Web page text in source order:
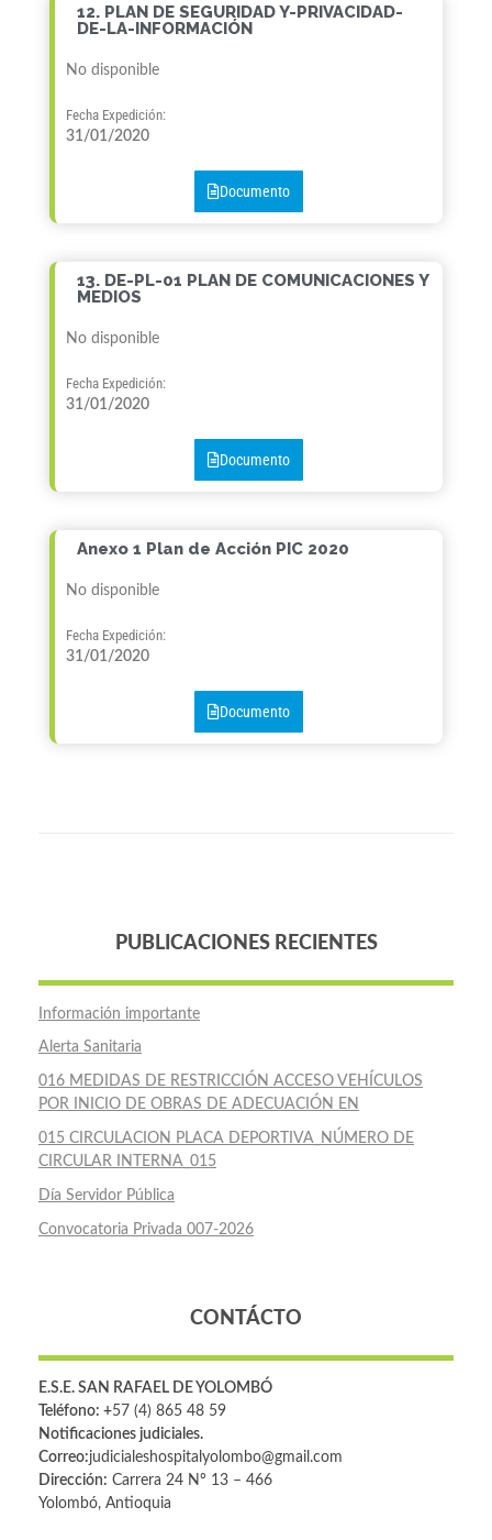
12. PLAN DE SEGURIDAD Y-PRIVACIDAD-
DE-LA-INFORMACIÓN
No disponible
Fecha Expedición:
31/01/2020
Documento
13. DE-PL-01 PLAN DE COMUNICACIONES Y
MEDIOS
No disponible
Fecha Expedición:
31/01/2020
Documento
Anexo 1 Plan de Acción PIC 2020
No disponible
Fecha Expedición:
31/01/2020
Documento
PUBLICACIONES RECIENTES
Información importante
Alerta Sanitaria
016 MEDIDAS DE RESTRICCIÓN ACCESO VEHÍCULOS
POR INICIO DE OBRAS DE ADECUACIÓN EN
015 CIRCULACION PLACA DEPORTIVA_NÚMERO DE
CIRCULAR INTERNA_015
Día Servidor Pública
Convocatoria Privada 007-2026
CONTÁCTO
E.S.E. SAN RAFAEL DE YOLOMBÓ
Teléfono: +57 (4) 865 48 59
Notificaciones judiciales.
Correo:judicialeshospitalyolombo@gmail.com
Dirección: Carrera 24 Nº 13 – 466
Yolombó, Antioquia